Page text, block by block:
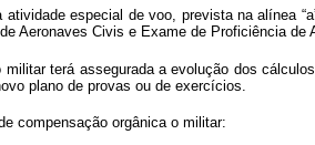
especial de voo, prevista na alínea
Aeronaves Civis e Exame de Proficiência
terá assegurada a evolução dos
plano de provas ou de exercícios.
compensação orgânica o militar: